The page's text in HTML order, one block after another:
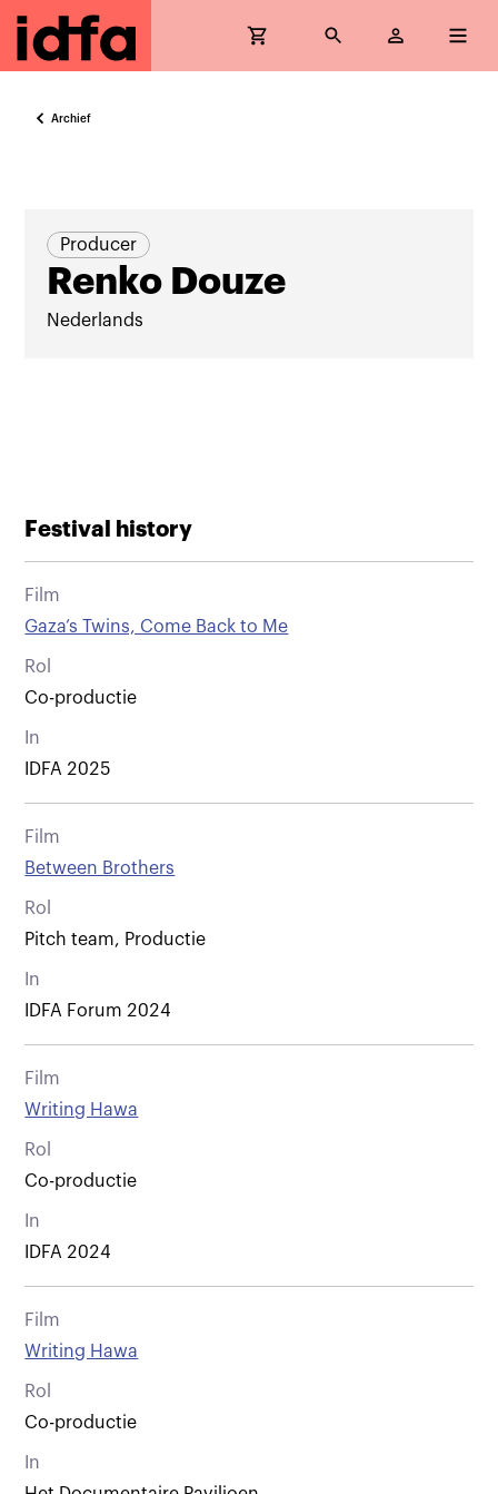
Archief
Producer
Renko Douze
Nederlands
Festival history
Film
Gaza’s Twins, Come Back to Me
Rol
Co-productie
In
IDFA 2025
Film
Between Brothers
Rol
Pitch team, Productie
In
IDFA Forum 2024
Film
Writing Hawa
Rol
Co-productie
In
IDFA 2024
Film
Writing Hawa
Rol
Co-productie
In